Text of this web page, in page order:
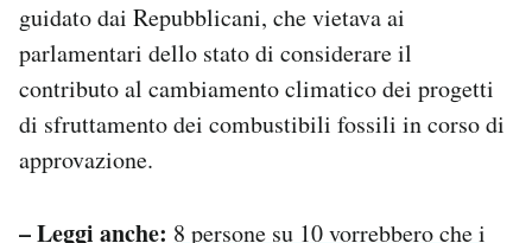
guidato dai Repubblicani, che vietava ai
parlamentari dello stato di considerare il
contributo al cambiamento climatico dei progetti
di sfruttamento dei combustibili fossili in corso di
approvazione.
– Leggi anche: 8 persone su 10 vorrebbero che i